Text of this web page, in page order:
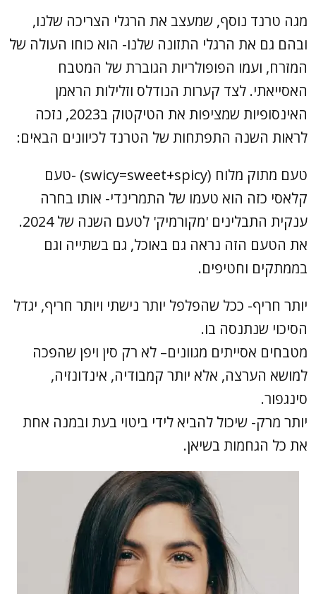
מגה טרנד נוסף, שמעצב את הרגלי הצריכה שלנו,
ובהם גם את הרגלי התזונה שלנו- הוא כוחו העולה של
המזרח, ועמו הפופולריות הגוברת של המטבח
האסייאתי. לצד קערות הנודלס וזלילות הראמן
האינסופיות שמציפות את הטיקטוק ב2023, נזכה
לראות השנה התפתחות של הטרנד לכיוונים הבאים:
טעם מתוק מלוח (swicy=sweet+spicy) -טעם
קלאסי כזה הוא טעמו של התמרינדי- אותו בחרה
ענקית התבלינים 'מקורמיק' לטעם השנה של 2024.
את הטעם הזה נראה גם באוכל, גם בשתייה וגם
בממתקים וחטיפים.
יותר חריף- ככל שהפלפל יותר נישתי ויותר חריף, יגדל
הסיכוי שנתנסה בו.
מטבחים אסייתים מגוונים– לא רק סין ויפן שהפכה
למושא הערצה, אלא יותר קמבודיה, אינדונזיה,
סינגפור.
יותר מרק- שיכול להביא לידי ביטוי בעת ובמנה אחת
את כל הגחמות בשיאן.